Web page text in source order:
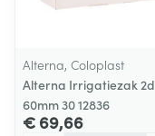
Alterna, Coloplast
Alterna Irrigatiezak 2d
60mm 30 12836
€ 69,66